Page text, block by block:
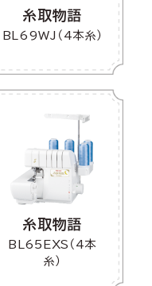
糸取物語
BL69WJ（4本糸）
糸取物語
BL65EXS（4本
糸）